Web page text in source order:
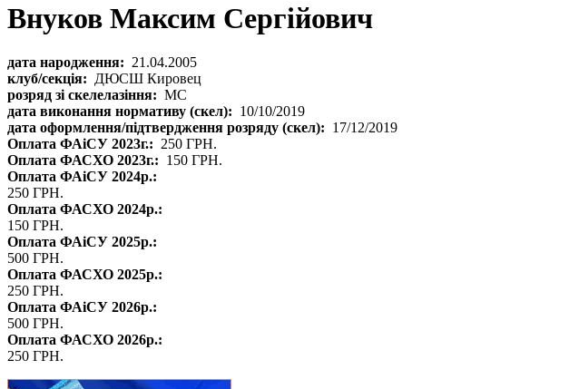
Внуков Максим Сергійович
дата народження: 21.04.2005
клуб/секція: ДЮСШ Кировец
розряд зі скелелазіння: МС
дата виконання нормативу (скел): 10/10/2019
дата оформлення/підтвердження розряду (скел): 17/12/2019
Оплата ФАіСУ 2023г.: 250 ГРН.
Оплата ФАСХО 2023г.: 150 ГРН.
Оплата ФАіСУ 2024р.:
250 ГРН.
Оплата ФАСХО 2024р.:
150 ГРН.
Оплата ФАіСУ 2025р.:
500 ГРН.
Оплата ФАСХО 2025р.:
250 ГРН.
Оплата ФАіСУ 2026р.:
500 ГРН.
Оплата ФАСХО 2026р.:
250 ГРН.